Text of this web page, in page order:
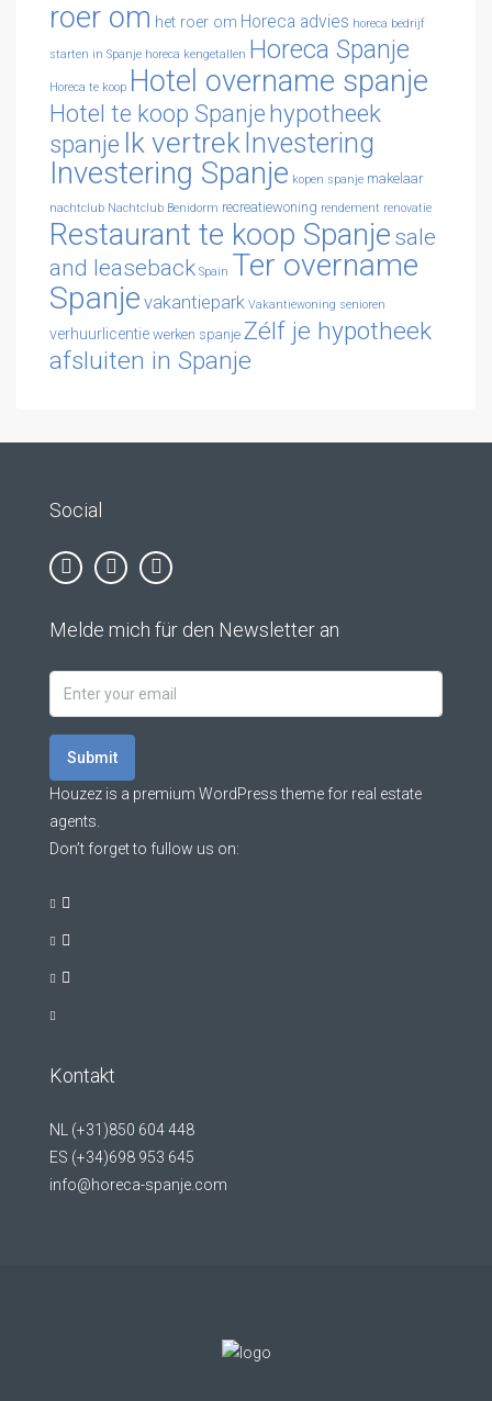
roer om het roer om Horeca advies horeca bedrijf
starten in Spanje horeca kengetallen Horeca Spanje
Horeca te koop Hotel overname spanje
Hotel te koop Spanje hypotheek
spanje Ik vertrek Investering
Investering Spanje kopen spanje makelaar
nachtclub Nachtclub Benidorm recreatiewoning rendement renovatie
Restaurant te koop Spanje sale
and leaseback Spain Ter overname
Spanje vakantiepark Vakantiewoning senioren
verhuurlicentie werken spanje Zélf je hypotheek
afsluiten in Spanje
Social
Melde mich für den Newsletter an
Submit
Houzez is a premium WordPress theme for real estate
agents.
Don’t forget to fullow us on:
Kontakt
NL (+31)850 604 448
ES (+34)698 953 645
info@horeca-spanje.com